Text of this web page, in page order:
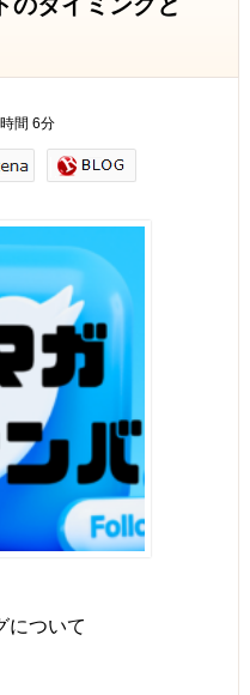
間 6分
について